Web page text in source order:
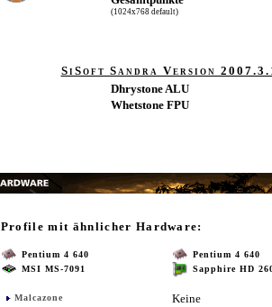
(1024x768 default)
SiSoft Sandra Version
Dhrystone ALU
Whetstone FPU
Profile mit ähnlicher Hardware:
Pentium 4 640
MSI MS-7091
Malcazone
Pentium 4 640
Sapphire HD
Keine